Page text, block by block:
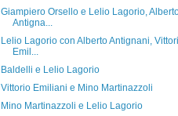
Giampiero Orsello e Lelio Lagorio,
Antigna...
Lelio Lagorio con Alberto Antignani,
Emil...
Baldelli e Lelio Lagorio
Vittorio Emiliani e Mino Martinazzoli
Mino Martinazzoli e Lelio Lagorio